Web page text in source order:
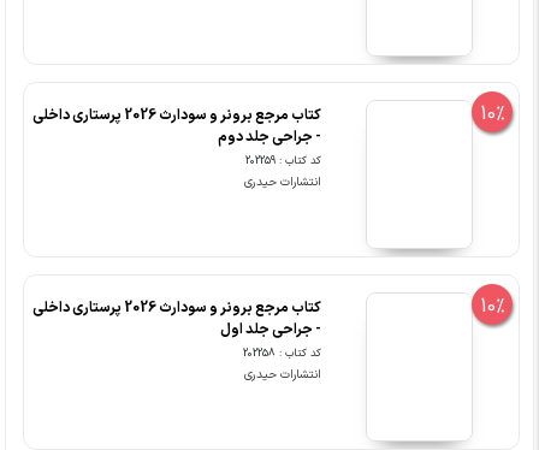
10%
کتاب مرجع برونر و سودارث 2026 پرستاری داخلی
- جراحی جلد دوم
کد کتاب : 202259
انتشارات حیدری
10%
کتاب مرجع برونر و سودارث 2026 پرستاری داخلی
- جراحی جلد اول
کد کتاب : 202258
انتشارات حیدری